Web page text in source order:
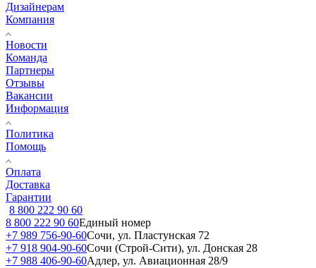
Дизайнерам
Компания
Новости
Команда
Партнеры
Отзывы
Вакансии
Информация
Политика
Помощь
Оплата
Доставка
Гарантии
8 800 222 90 60
8 800 222 90 60Единый номер
+7 989 756-90-60Сочи, ул. Пластунская 72
+7 918 904-90-60Сочи (Строй-Сити), ул. Донская 28
+7 988 406-90-60Адлер, ул. Авиационная 28/9